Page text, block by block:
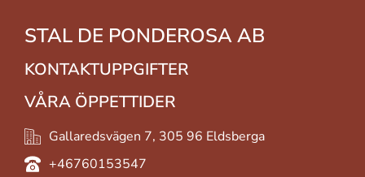
STAL DE PONDEROSA AB
KONTAKTUPPGIFTER
VÅRA ÖPPETTIDER
Gallaredsvägen 7, 305 96 Eldsberga
+46760153547